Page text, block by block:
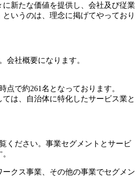
に新たな価値を提供し、会社及び従業
というのは、理念に掲げてやっており
会社概要になります。
点で約261名となっております。
は、自治体に特化したサービス業と
ください。事業セグメントとサービ
ークス事業、その他の事業でセグメン